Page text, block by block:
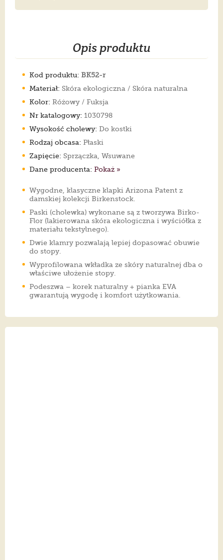
Opis produktu
Kod produktu: BK52-r
Materiał: Skóra ekologiczna / Skóra naturalna
Kolor: Różowy / Fuksja
Nr katalogowy: 1030798
Wysokość cholewy: Do kostki
Rodzaj obcasa: Płaski
Zapięcie: Sprzączka, Wsuwane
Dane producenta: Pokaż »
Wygodne, klasyczne klapki Arizona Patent z
damskiej kolekcji Birkenstock.
Paski (cholewka) wykonane są z tworzywa Birko-
Flor (lakierowana skóra ekologiczna i wyściółka z
materiału tekstylnego).
Dwie klamry pozwalają lepiej dopasować obuwie
do stopy.
Wyprofilowana wkładka ze skóry naturalnej dba o
właściwe ułożenie stopy.
Podeszwa – korek naturalny + pianka EVA
gwarantują wygodę i komfort użytkowania.